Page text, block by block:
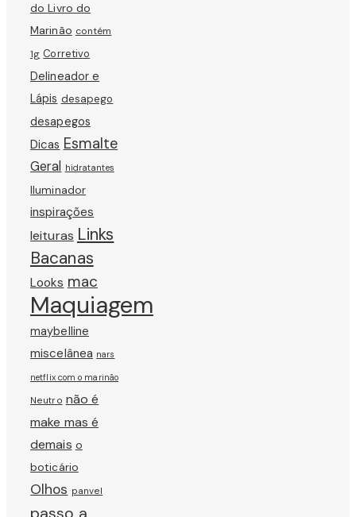
do Livro do
Marinão contém
1g Corretivo
Delineador e
Lápis desapego
desapegos
Dicas Esmalte
Geral hidratantes
Iluminador
inspirações
leituras Links
Bacanas
Looks mac
Maquiagem
maybelline
miscelânea nars
netflix com o marinão
Neutro não é
make mas é
demais o
boticário
Olhos panvel